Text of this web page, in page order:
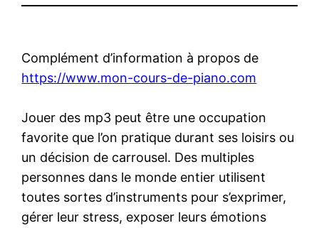
Complément d’information à propos de
https://www.mon-cours-de-piano.com
Jouer des mp3 peut être une occupation
favorite que l’on pratique durant ses loisirs ou
un décision de carrousel. Des multiples
personnes dans le monde entier utilisent
toutes sortes d’instruments pour s’exprimer,
gérer leur stress, exposer leurs émotions